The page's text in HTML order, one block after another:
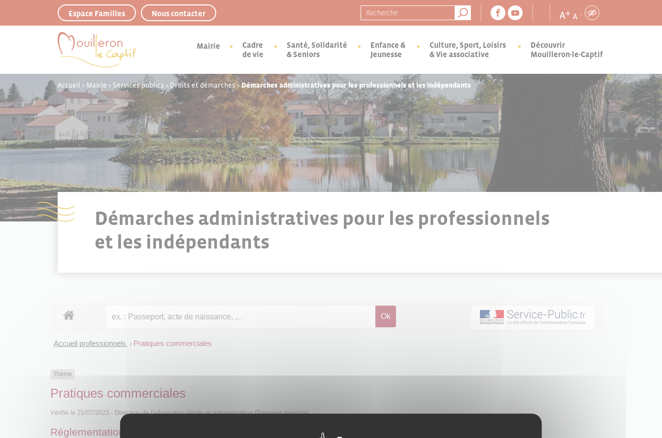
Espace Familles Nous contacter Recherche pour : A+ A -
Mairie
Cadre
de vie
Santé, Solidarité
& Seniors
Enfance &
Jeunesse
Culture, Sport, Loisirs
& Vie associative
Découvrir
Mouilleron-le-Captif
Accueil > Mairie > Services publics > Droits et démarches >Démarches administratives pour les professionnels et les indépendants
Démarches administratives pour les professionnels
et les indépendants
Accueil professionnels > Pratiques commerciales
Thème
Pratiques commerciales
Vérifié le 21/07/2023 - Direction de l'information légale et administrative (Première ministre)
Réglementation
Panneau de gestion des cookies